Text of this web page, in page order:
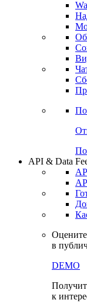
API & Data
в
DEMO
к